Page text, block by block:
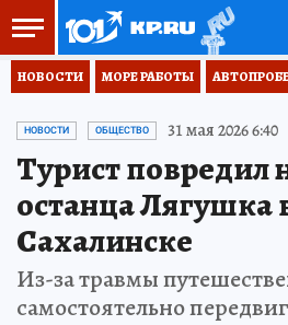
НОВОСТИ МОРЕ РАБОТЫ
НОВОСТИ ОБЩЕСТВО 31 мая 2026 6:40
Турист повредил
останца
Сахалинске
Из-за травмы
самостоятельно